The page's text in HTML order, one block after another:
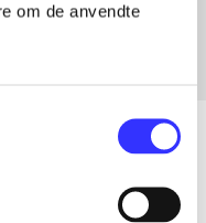
om de anvendte